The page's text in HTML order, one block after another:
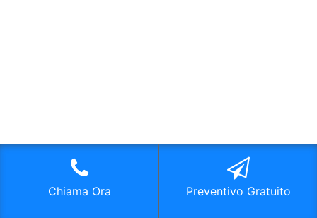
Chiama Ora Preventivo Gratuito